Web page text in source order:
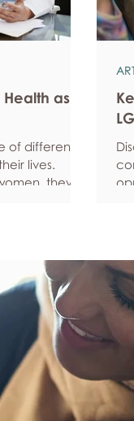
as a
of different
lives.
they’re
health
and
any
whether
of
so that ear